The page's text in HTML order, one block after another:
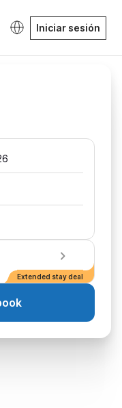
Iniciar sesión
Extended stay deal